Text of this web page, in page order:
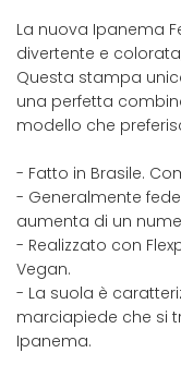
La nuova Ipanema
divertente e
Questa stampa
una perfetta
modello che
- Fatto in Brasile.
- Generalmente
aumenta di un
- Realizzato con
Vegan.
- La suola è
marciapiede che si
Ipanema.